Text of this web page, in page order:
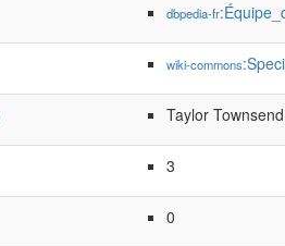
dbpedia-fr
wiki-commons
Taylor
3
0